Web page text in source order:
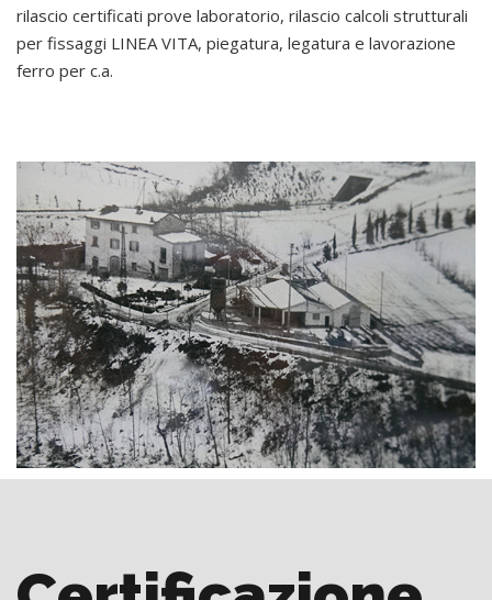
rilascio certificati prove laboratorio, rilascio calcoli strutturali
per fissaggi LINEA VITA, piegatura, legatura e lavorazione
ferro per c.a.